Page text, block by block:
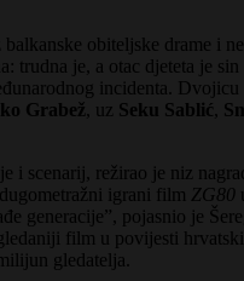
obiteljske drame i
je, a otac djeteta je
incidenta. Dvojicu
Grabež, uz Seku Sablić,
i scenarij, režirao je niz
igrani film ZG80
pojasnio je
film u povijesti
gledatelja.